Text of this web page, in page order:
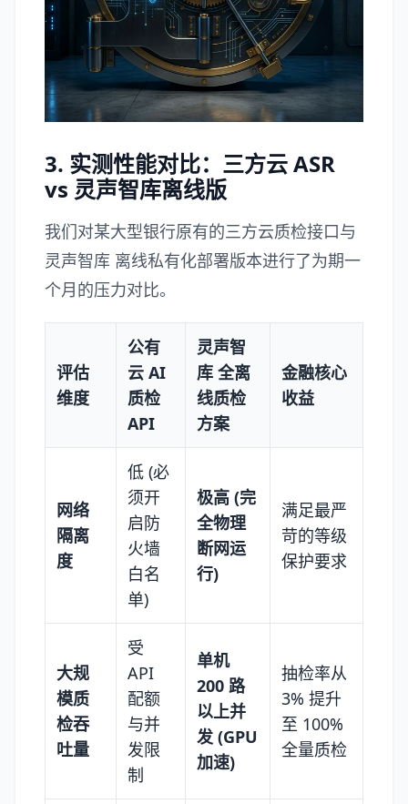
3. 实测性能对比：三方云 ASR
vs 灵声智库离线版
我们对某大型银行原有的三方云质检接口与
灵声智库 离线私有化部署版本进行了为期一
个月的压力对比。
评估
维度
公有
云 AI
质检
API
灵声智
库 全离
线质检
方案
金融核心
收益
网络
隔离
度
低 (必
须开
启防
火墙
白名
单)
极高 (完
全物理
断网运
行)
满足最严
苛的等级
保护要求
大规
模质
检吞
吐量
受
API
配额
与并
发限
制
单机
200 路
以上并
发 (GPU
加速)
抽检率从
3% 提升
至 100%
全量质检